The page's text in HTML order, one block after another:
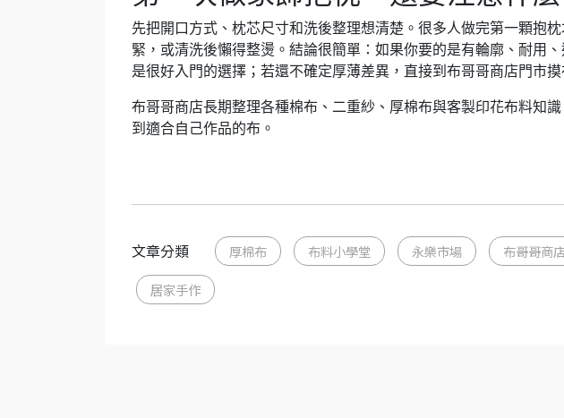
先把開口方式、枕芯尺寸和洗後整理想清楚。很多人做完第一顆抱
緊，或清洗後懶得整燙。結論很簡單：如果你要的是有輪廓、耐用
是很好入門的選擇；若還不確定厚薄差異，直接到布哥哥商店門市摸
布哥哥商店長期整理各種棉布、二重紗、厚棉布與客製印花布料知
到適合自己作品的布。
文章分類 厚棉布 布料小學堂 永樂市場 布哥哥商
居家手作